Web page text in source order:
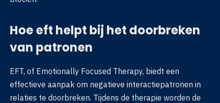
Hoe eft helpt bij het doorbreken
van patronen
EFT, of Emotionally Focused Therapy, biedt een
effectieve aanpak om negatieve interactiepatronen in
relaties te doorbreken. Tijdens de therapie worden de